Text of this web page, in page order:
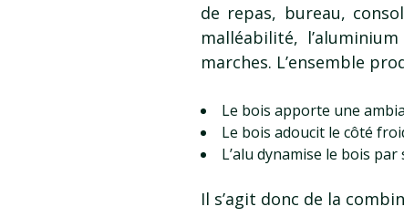
de repas, bureau,
malléabilité,
marches. L’ensemble
Le bois apporte une
Le bois adoucit le côté
L’alu dynamise le bois
Il s’agit donc de la